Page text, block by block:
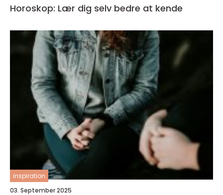
Horoskop: Lær dig selv bedre at kende
inspiration
03. September 2025